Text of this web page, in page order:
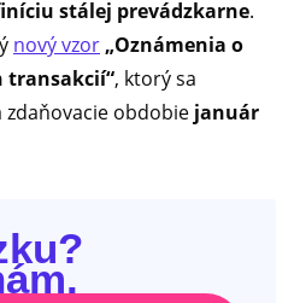
stálej prevádzkarne.
nový vzor „Oznámenia o
transakcií“, ktorý sa
zdaňovacie obdobie január